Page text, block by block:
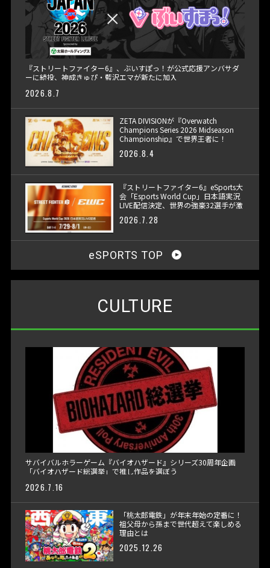
『ストリートファイター6』、ぶいすぽっ！が公式応援アンバサダ
ーに続投、神成きゅぴ・藍沢エマが新たに加入
2026.8.7
ZETA DIVISIONが『Overwatch
Champions Series 2026 Midseason
Championship』で世界王者に！
2026.8.4
『ストリートファイター6』eSports大
会「Esports World Cup」日本語実況
LIVE配信決定、世界の強豪32選手が激
2026.7.28
eSPORTS TOP
CULTURE
サバイバルホラーゲーム『バイオハザード』シリーズ30周年企画
「バイオハザード総選挙」で推し作品を選ぼう
2026.7.16
「桃太郎電鉄」が年末年始の定番に！
祖父母から孫まで世代超えて楽しめる
理由とは
2025.12.26